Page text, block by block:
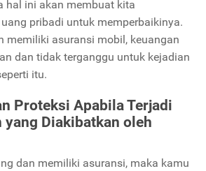
hal ini akan membuat kita
pribadi untuk memperbaikinya.
memiliki asuransi mobil, keuangan
dan tidak terganggu untuk kejadian
itu.
Proteksi Apabila Terjadi
yang Diakibatkan oleh
dan memiliki asuransi, maka kamu